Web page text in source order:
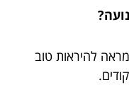
להיראות טוב